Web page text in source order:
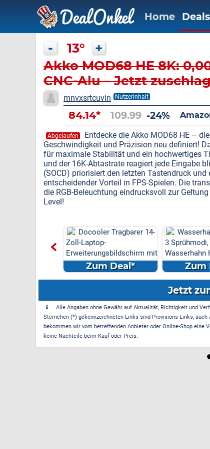
Home Deals
- 13° +
Akko MOD68 HE 8K:
CNC-Alu – Jetzt
mnvxsrtcuvin Nutzerinhalt
84.14* 109.99 -24%
Abgelaufen
Entdecke die Akko MOD68 HE –
Geschwindigkeit und Präzision neu definiert!
für maximale Stabilität und ein hochwertiges
und der 16K-Abtastrate reagiert jede Eingabe
(SOCD) priorisiert den letzten Tastendruck
entscheidender Vorteil in FPS-Spielen. Die
die RGB-Beleuchtung eindrucksvoll zur
Level!
mit
Wasserhahn Küche mit
3 Sprühmodi, hoher Bogen
Wasserhahn Küche ausz...
Zum Deal*
DAB
Rundfunk
Adapter
Antenn...Zum
Jetzt
Alle Angaben ohne Gewähr auf Aktualität, Richtigkeit und
Sternchen (*) gekennzeichneten Links sind Provisions-Links,
bekommen wir vom betreffenden Anbieter oder Online-Shop eine
keine Nachteile beim Kauf oder Preis.